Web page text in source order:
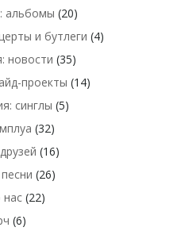
альбомы (20)
и бутлеги (4)
новости (35)
проекты (14)
синглы (5)
(32)
(16)
(26)
(22)
(6)